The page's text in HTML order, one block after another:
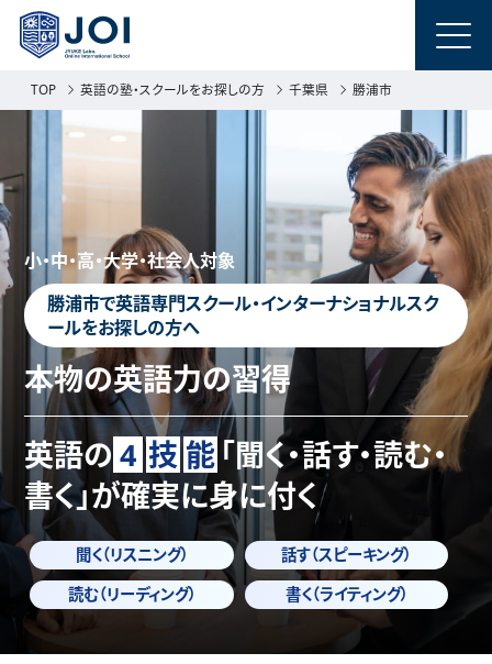
TOP 英語の塾・スクールをお探しの方 千葉県 勝浦市
小・中・高・大学・社会人対象
勝浦市で英語専門スクール・インターナショナルスク
ールをお探しの方へ
本物の英語力の習得
英語の 4 技能 「聞く・話す・読む・
書く」が確実に身に付く
聞く（リスニング）
話す（スピーキング）
読む（リーディング）
書く（ライティング）